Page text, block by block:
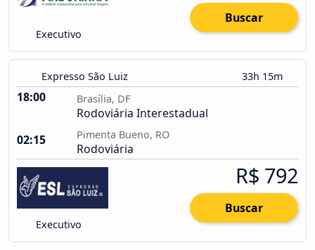
Executivo
Buscar
Expresso São Luiz 33h 15m
18:00 Brasília, DF
Rodoviária Interestadual
02:15
Pimenta Bueno, RO
Rodoviária
Executivo
R$ 792
Buscar